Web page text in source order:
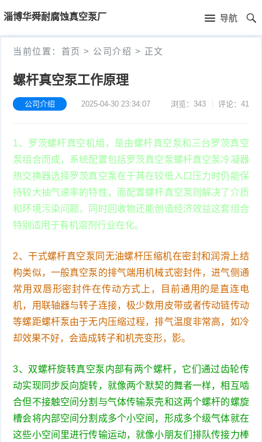
淄博华舜耐腐蚀真空泵厂 导航
首
页
首
当前位置： 首页 > 公司介绍 > 正文
螺杆真空泵工作原理
公司介绍 2025-04-30 23:34:07 浏览：343 评论：41
1、罗茨螺杆真空机组，是由螺杆真空泵和三台罗茨真空
泵组合而成，系统配置包括罗茨真空泵螺杆真空泵冷凝器
热交换器选择罗茨真空泵在于其在较低入口压力时仍能保
持较大抽气速率的特性，而配置螺杆真空泵则解决了介质
和环境污染问题，同时回收物还能创造经济效益这套组合
特别适用于有机溶剂行业在化。
2、干式螺杆真空泵同无油螺杆压缩机在密封和润滑上结
构类似，一般真空泵的排气端用机械式密封件，进气侧通
常用双唇形密封件在传动方式上，目前通用的是直连电
机，用联轴器与转子连接，极少数用皮带或者传动链传动
等螺距螺杆泵由于无内压缩过程，排气温度非常高，如冷
却效果不好，会造成转子和机壳变形，影。
3、双螺杆旋转真空泵内部有两个螺杆，它们通过齿轮传
动实现同步反向旋转，就像两个默契的舞者一样，相互啮
合但不接触空间分割与气体传输泵壳和这两个螺杆的螺旋
槽会将内部空间分割成多个小空间，形成多个级气体就在
这些小空间里进行传输运动，就像小朋友们排队传接力棒